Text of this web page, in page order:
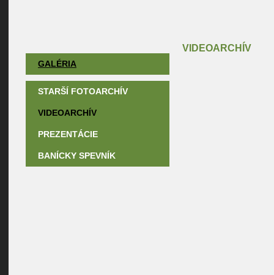
GALÉRIA
STARŠÍ FOTOARCHÍV
VIDEOARCHÍV
PREZENTÁCIE
BANÍCKY SPEVNÍK
VIDEOARCHÍV